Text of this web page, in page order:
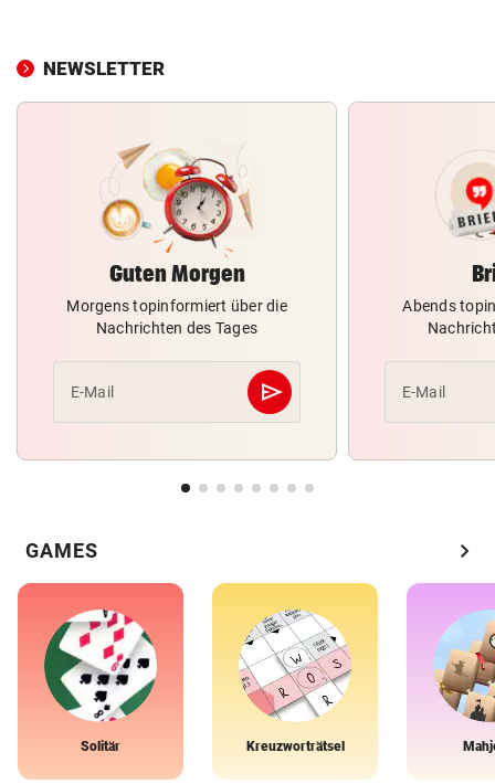
NEWSLETTER
Guten Morgen
Morgens topinformiert über die
Nachrichten des Tages
E-Mail send
Abschicken
Abends
E-Mail
GAMES chevron_right
Solitär Kreuzworträtsel